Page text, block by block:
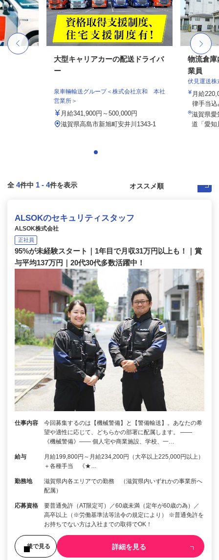
大型キャリアカーの配送ドライバ
ー
泉車輛輸送グループ＜株式会社京和 本社
営業所＞
月給341,900円～500,000円
滋賀県高島市新旭町安井川1343-1
物流倉庫
業員
伏見運送株
月給
律手当
滋賀県愛
道「愛知
全 4件中 1 - 4件を表示
ALSOKのセキュリティスタッフ
ALSOK株式会社
正社員
95%が未経験スタート｜1年目で月収31万円以上も！｜賞
与平均137万円｜20代30代多数活躍中！
仕事内容
今回募集するのは【機械警備】と【警備輸送】。あなたの希
望や適性に応じて、どちらかの部署に配属します。 ――
《機械警備》―― 個人宅や商業施設、学校、一…
給与
月給199,800円～月給234,200円（大卒以上225,000円以上）
＋各種手当 《★…
勤務地
滋賀県内各エリアでの勤務 （滋賀県内いずれかの事業所へ
配属）
応募資格
要普通免許（AT限定可）／60歳未満（定年が60歳の為）／
高卒以上（※労働基準法等法令の規定により） ※普通免許を
お持ちでない方は入社までの取得でOK！
後で見る 詳細を見る